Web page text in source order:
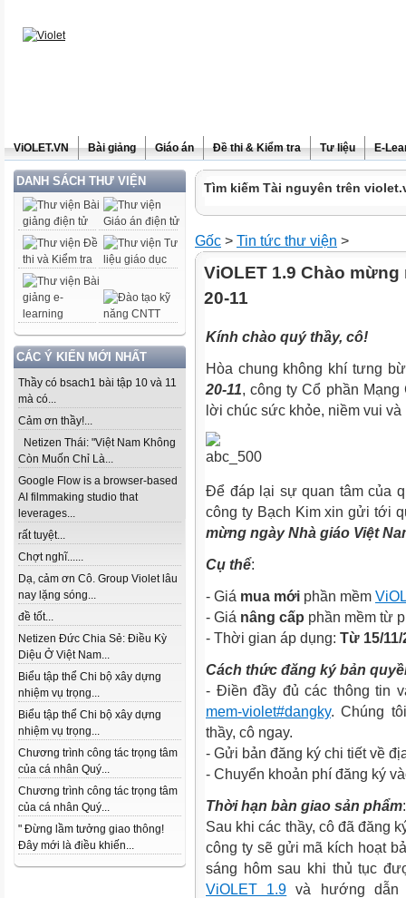
ViOLET.VN Bài giảng Giáo án Đề thi & Kiểm tra Tư liệu E-
DANH SÁCH THƯ VIỆN
CÁC Ý KIẾN MỚI NHẤT
Thầy có bsach1 bài tập 10 và 11
mà có...
Cảm ơn thầy!...
Netizen Thái: "Việt Nam Không
Còn Muốn Chỉ Là...
Google Flow is a browser-based
AI filmmaking studio that
leverages...
rất tuyệt...
Chợt nghĩ......
Dạ, cảm ơn Cô. Group Violet lâu
nay lặng sóng...
đề tốt...
Netizen Đức Chia Sẻ: Điều Kỳ
Diệu Ở Việt Nam...
Biểu tập thể Chi bộ xây dựng
nhiệm vụ trọng...
Biểu tập thể Chi bộ xây dựng
nhiệm vụ trọng...
Chương trình công tác trọng tâm
của cá nhân Quý...
Chương trình công tác trọng tâm
của cá nhân Quý...
" Đừng lầm tưởng giao thông!
Đây mới là điều khiến...
Tìm kiếm Tài nguyên trên
Gốc > Tin tức thư viện >
ViOLET 1.9 Chào
20-11
Kính chào quý thầy, cô!
Hòa chung không khí tưng
20-11, công ty Cổ phần
lời chúc sức khỏe, niềm vui và
Để đáp lại sự quan tâm của
công ty Bạch Kim xin gửi tới
mừng ngày Nhà giáo Việt
Cụ thể:
- Giá mua mới phần mềm
- Giá nâng cấp phần mềm từ
- Thời gian áp dụng: Từ 15/11/
Cách thức đăng ký bản
- Điền đầy đủ các thông tin
mem-violet#dangky. Chúng
thầy, cô ngay.
- Gửi bản đăng ký chi tiết về
- Chuyển khoản phí đăng ký
Thời hạn bàn giao sản phẩm:
Sau khi các thầy, cô đã đăng
công ty sẽ gửi mã kích hoạt
sáng hôm sau khi thủ tục
ViOLET 1.9 và hướng